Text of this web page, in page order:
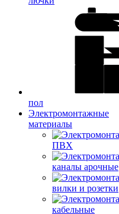
пол
Электромонтажные
материалы
ПВХ
каналы арочные
вилки и розетки
кабельные